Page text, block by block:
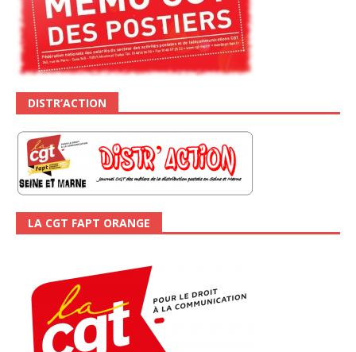
DISTR’ACTION
LA CGT FAPT ORANGE